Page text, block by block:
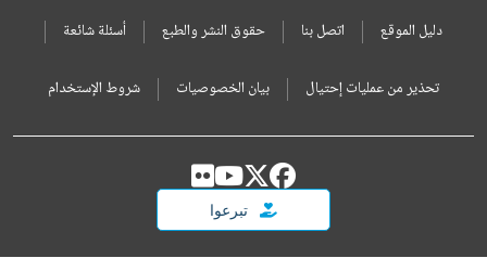
دليل الموقع اتصل بنا حقوق النشر والطبع أسئلة شائعة
تحذير من عمليات إحتيال بيان الخصوصيات شروط الإستخدام
تبرعوا